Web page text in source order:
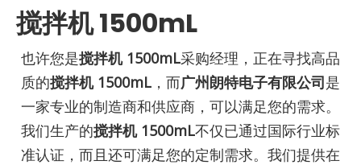
搅拌机 1500mL
也许您是搅拌机 1500mL采购经理，正在寻找高品
质的搅拌机 1500mL ，而广州朗特电子有限公司是
一家专业的制造商和供应商，可以满足您的需求。
我们生产的搅拌机 1500mL不仅已通过国际行业标
准认证，而且还可满足您的定制需求。我们提供在